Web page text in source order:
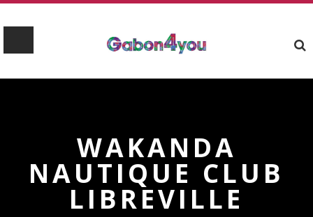
WAKANDA
NAUTIQUE CLUB
LIBREVILLE